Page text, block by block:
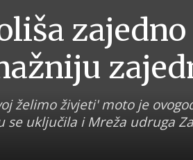
zajedno
želimo živjeti' moto je
uključila i Mreža udruga